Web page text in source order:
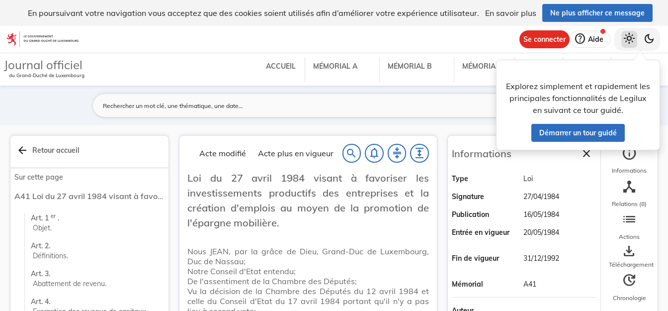
En poursuivant votre navigation vous acceptez que des cookies soient utilisés afin d’améliorer votre expérience utilisateur. En savoir plus Ne plus afficher ce message
Aller au contenu
Se connecter help Aide
Explorez simplement et rapidement les
principales fonctionnalités de Legilux
en suivant ce tour guidé.
Démarrer un tour guidé
light_mode dark_mode
Journal officiel
du Grand-Duché de Luxembourg
ACCUEIL MÉMORIAL A MÉMORIAL B MÉMORIAL C
Lancer la recherche
Filtres
arrow_back Retour accueil
Sur cette page
A41 Loi du 27 avril 1984 visant à favoriser les investissements productifs des entreprises et la création d'emplois au moyen de la promotion de l'épargne mobilière.
Art. 1 er .
Objet.
Art. 2.
Définitions.
Art. 3.
Abattement de revenu.
Art. 4.
Acte modifié Acte plus en vigueur search notifications_none compress expand
Loi du 27 avril 1984 visant à favoriser les
investissements productifs des entreprises et la
création d'emplois au moyen de la promotion de
l'épargne mobilière.
Nous JEAN, par la grâce de Dieu, Grand-Duc de Luxembourg,
Duc de Nassau;
Notre Conseil d'Etat entendu;
De l'assentiment de la Chambre des Députés;
Vu la décision de la Chambre des Députés du 12 avril 1984 et
celle du Conseil d'Etat du 17 avril 1984 portant qu'il n'y a pas
Informations closeFermer la barre
Type
Loi
Signature
27/04/1984
Publication
16/05/1984
Entrée en vigueur
20/05/1984
Fin de vigueur 31/12/1992
Mémorial A41
info
Informations
device_hub
Relations (8)
list
Actions
save_alt
Téléchargement
update
Chronologie